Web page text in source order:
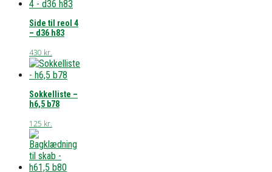
Side til reol 4
– d36 h83
430 kr.
Sokkelliste –
h6,5 b78
125 kr.